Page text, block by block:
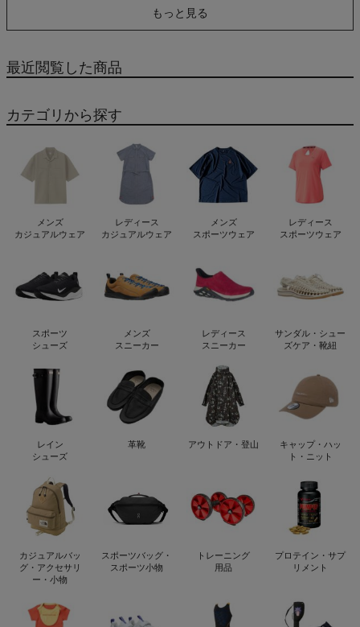
もっと見る
最近閲覧した商品
カテゴリから探す
メンズ
カジュアルウェア
レディース
カジュアルウェア
メンズ
スポーツウェア
レディース
スポーツウェア
スポーツ
シューズ
メンズ
スニーカー
レディース
スニーカー
サンダル・シュー
ズケア・靴紐
レイン
シューズ
革靴 アウトドア・登山
キャップ・ハッ
ト・ニット
カジュアルバッ
グ・アクセサリ
ー・小物
スポーツバッグ・
スポーツ小物
トレーニング
用品
プロテイン・サプ
リメント